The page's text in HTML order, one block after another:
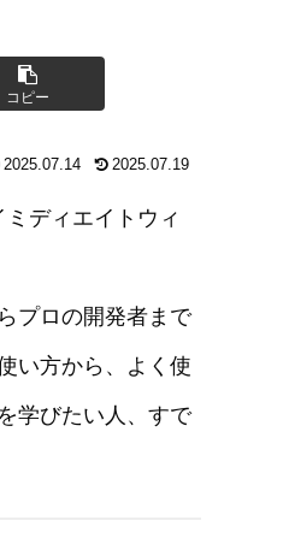
コピー
2025.07.14 2025.07.19
ディエイトウィ
プロの開発者まで
い方から、よく使
学びたい人、すで